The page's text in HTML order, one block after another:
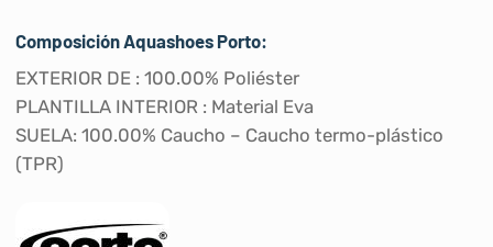
Composición Aquashoes Porto:
EXTERIOR DE : 100.00% Poliéster
PLANTILLA INTERIOR : Material Eva
SUELA: 100.00% Caucho – Caucho termo-plástico
(TPR)